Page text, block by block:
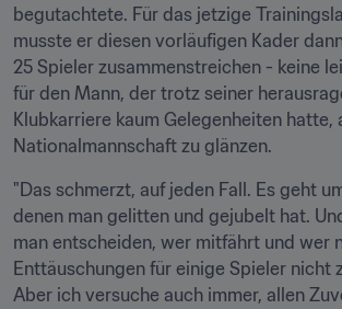
begutachtete. Für das jetzige
musste er diesen vorläufigen Kader
25 Spieler zusammenstreichen - keine
für den Mann, der trotz seiner
Klubkarriere kaum Gelegenheiten hatte,
Nationalmannschaft zu glänzen.
"Das schmerzt, auf jeden Fall. Es geht
denen man gelitten und gejubelt hat.
man entscheiden, wer mitfährt und wer
Enttäuschungen für einige Spieler nicht
Aber ich versuche auch immer, allen